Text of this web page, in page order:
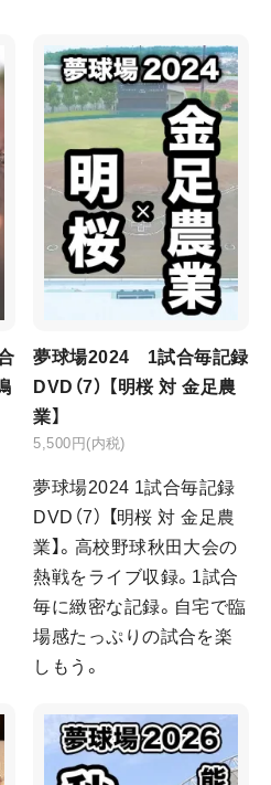
夢球場2024 1試合毎記録
DVD（7） 【明桜 対 金足農
業】
5,500円(内税)
夢球場2024 1試合毎記録
DVD（7） 【明桜 対 金足農
業】。高校野球秋田大会の
熱戦をライブ収録。1試合
毎に緻密な記録。自宅で臨
場感たっぷりの試合を楽
しもう。